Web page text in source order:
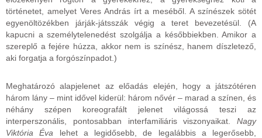
történetet, amelyet Veres András írt a meséből. A színészek sötét
egyenöltözékben járják-játsszák végig a teret bevezetésül. (A
kapucni a személytelenedést szolgálja a későbbiekben. Amikor a
szereplő a fejére húzza, akkor nem is színész, hanem díszletező,
aki forgatja a forgószínpadot.)
Meghatározó alapjelenet az előadás elején, hogy a játszótéren
három lány – mint idővel kiderül: három nővér – marad a színen, és
néhány szépen koreografált jelenet világossá teszi az
interperszonális, pontosabban interfamiliáris viszonyaikat. Nagy
Viktória Éva lehet a legidősebb, de legalábbis a legerősebb,